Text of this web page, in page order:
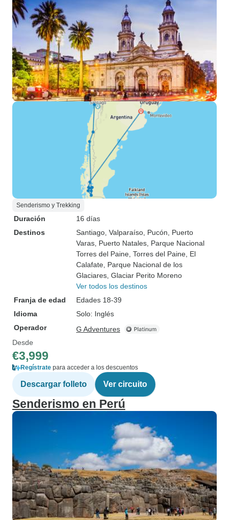
Senderismo y Trekking
Duración
16 días
Destinos
Santiago , Valparaíso , Pucón , Puerto
Varas , Puerto Natales , Parque Nacional
Torres del Paine , Torres del Paine , El
Calafate , Parque Nacional de los
Glaciares , Glaciar Perito Moreno
Ver todos los destinos
Franja de edad
Edades 18-39
Idioma
Solo: Inglés
Operador
G Adventures
Desde
€3,999
Regístrate para acceder a los descuentos
Descargar folleto Ver circuito
Senderismo en Perú